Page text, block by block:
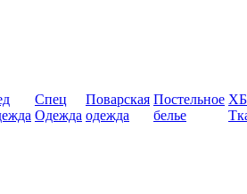
Спец
Одежда
Поварская
одежда
Постельное
белье
ХБ